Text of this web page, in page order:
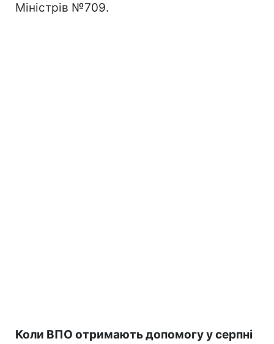
Міністрів №709.
Коли ВПО отримають допомогу у серпні